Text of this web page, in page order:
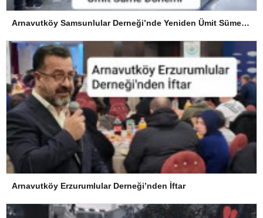
Arnavutköy Samsunlular Derneği’nde Yeniden Ümit Süme Dönemi
Arnavutköy Erzurumlular Derneği’nden İftar